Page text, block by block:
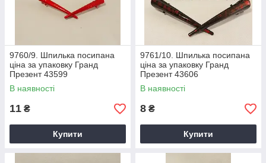
9760/9. Шпилька посипана
ціна за упаковку Гранд
Презент 43599
В наявності
11 ₴
Купити
9761/10. Шпилька посипана
ціна за упаковку Гранд
Презент 43606
В наявності
8 ₴
Купити